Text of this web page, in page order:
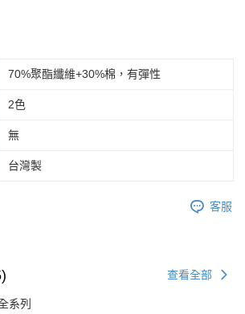
70%聚酯纖維+30%棉，有彈性
2色
無
台灣製
客服
查看全部
系列